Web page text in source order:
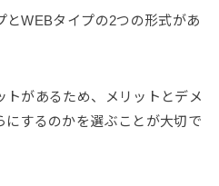
とWEBタイプの2つの形式があ
トがあるため、メリットとデメ
にするのかを選ぶことが大切で